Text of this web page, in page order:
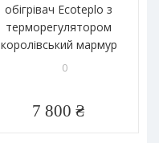
обігрівач Ecoteplo з
терморегулятором
королівський мармур
0
7 800 ₴